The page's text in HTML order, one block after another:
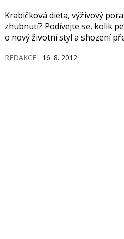
Krabičková dieta, výživový
zhubnutí? Podívejte se, kolik
o nový životní styl a shození
REDAKCE 16. 8. 2012